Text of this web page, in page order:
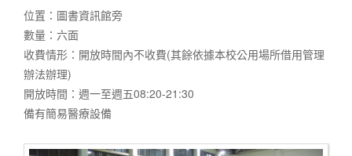
位置：圖書資訊館旁
數量：六面
收費情形：開放時間內不收費(其餘依據本校公用場所借用管理
辦法辦理)
開放時間：週一至週五08:20-21:30
備有簡易醫療設備